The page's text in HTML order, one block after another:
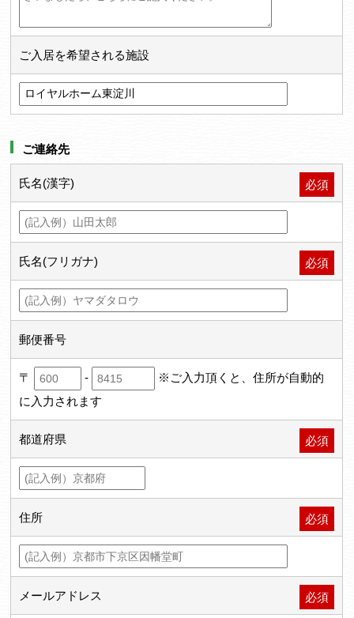
ご入居を希望される施設
ご連絡先
氏名(漢字) 必須
氏名(フリガナ) 必須
郵便番号
〒 -
※ご入力頂くと、住所が自動的
に入力されます
都道府県 必須
住所 必須
メールアドレス 必須